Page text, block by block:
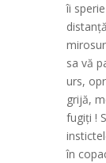
îi
sa vă
urs,
grijă,
fugiți !
în